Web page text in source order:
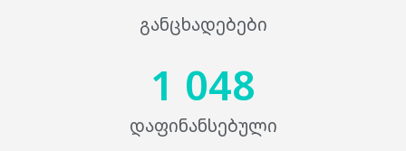
განცხადებები
დაფინანსებული
1 048